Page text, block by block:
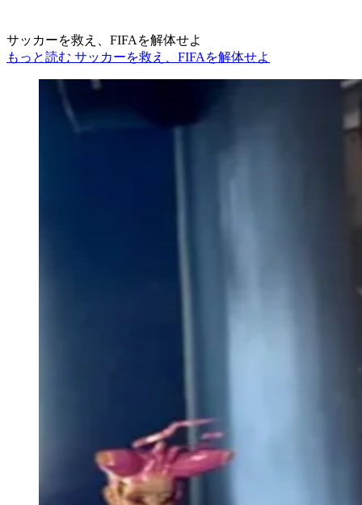
サッカーを救え、FIFAを解体せよ
もっと読む サッカーを救え、FIFAを解体せよ